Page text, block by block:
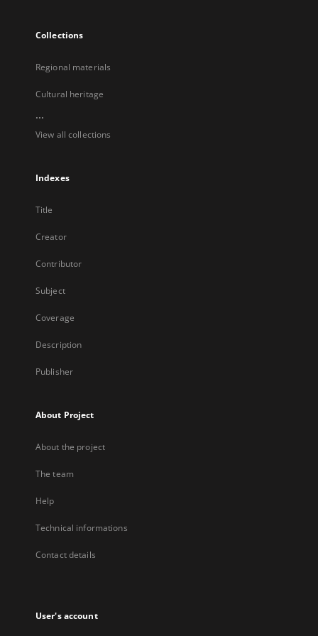
Collections
Regional materials
Cultural heritage
...
View all collections
Indexes
Title
Creator
Contributor
Subject
Coverage
Description
Publisher
About Project
About the project
The team
Help
Technical informations
Contact details
User's account